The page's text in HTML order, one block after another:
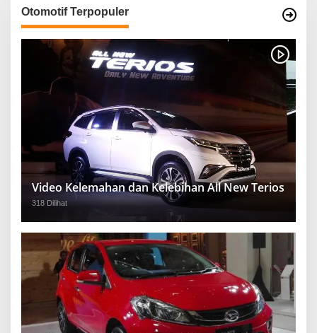
Otomotif Terpopuler
Video Kelemahan dan Kelebihan All New Terios
318 Dilihat